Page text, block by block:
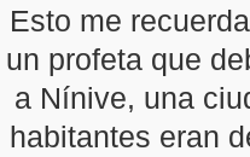
Esto me
un profeta que
a Nínive, una
habitantes eran